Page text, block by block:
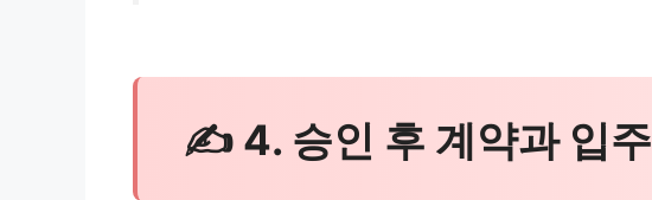
✍ 4. 승인 후 계약과 입주